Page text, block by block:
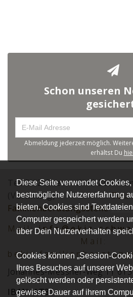
Diese Seite verwendet
bestmögliche Nutzererfahrung
bieten. Cookies sind
Computer gespeichert werden
über Dein Nutzerverhalten
Cookies können „Session-
Ihres Besuches auf unserer
gelöscht werden oder
gewisse Dauer auf ihrem
Schon unseren
Abmeldung jederzeit möglich.
erhältst Du
Tel.:EKiZ Eltern -Kind-
(Vormittag)
Familienberatungsstelle0677
Mail: info@ekiz-
Mail:
Johannes-Messner-Weg 11
IBAN: AT312051 0008 0030